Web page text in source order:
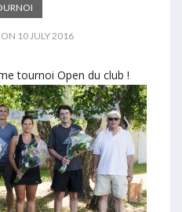
ON 10 JULY 2016
tournoi Open du club !